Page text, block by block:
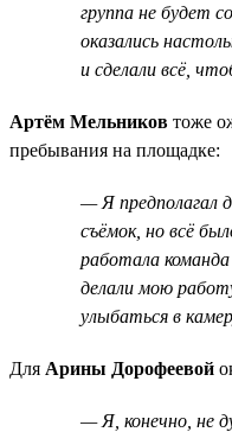
группа не будет
оказались
и сделали всё,
Артём Мельников тоже
пребывания на площадке:
— Я предполагал
съёмок, но всё
работала
делали мою
улыбаться в
Для Арины Дорофеевой
— Я, конечно, не